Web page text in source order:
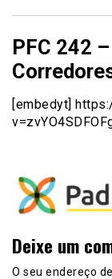
PFC 242
[embedyt]
Deixe um
O seu endereço